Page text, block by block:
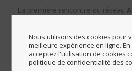
La première rencontre du réseau
financières à la transition
Cet événement se tiendra dans les
Flip Design, Ébénisterie Zéro
Nous utilisons des cookies pour
meilleure expérience en ligne.
acceptez l'utilisation de cookies
politique de confidentialité des